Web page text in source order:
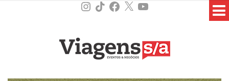
Instagram
TikTokFacebook
X YouTube